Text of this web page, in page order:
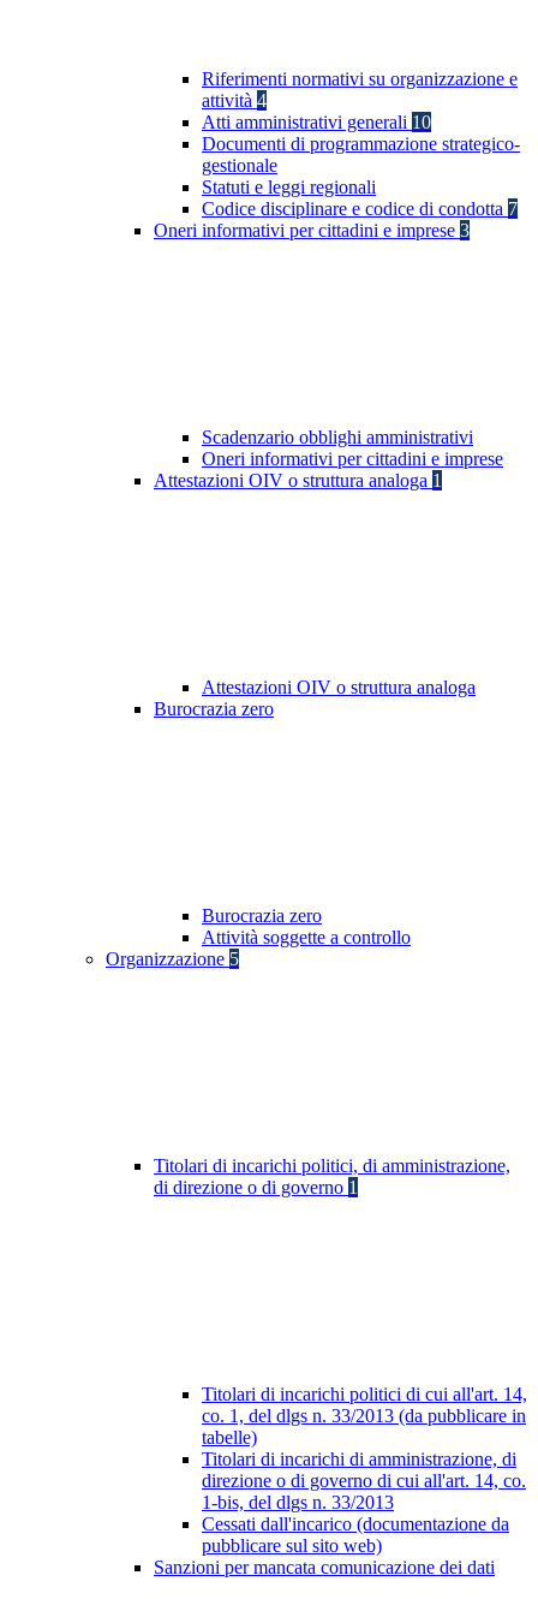
Riferimenti normativi su organizzazione e
attività 4
Atti amministrativi generali 10
Documenti di programmazione strategico-
gestionale
Statuti e leggi regionali
Codice disciplinare e codice di condotta 7
Oneri informativi per cittadini e imprese 3
Scadenzario obblighi amministrativi
Oneri informativi per cittadini e imprese
Attestazioni OIV o struttura analoga 1
Attestazioni OIV o struttura analoga
Burocrazia zero
Burocrazia zero
Attività soggette a controllo
Organizzazione 5
Titolari di incarichi politici, di amministrazione,
di direzione o di governo 1
Titolari di incarichi politici di cui all'art. 14,
co. 1, del dlgs n. 33/2013 (da pubblicare in
tabelle)
Titolari di incarichi di amministrazione, di
direzione o di governo di cui all'art. 14, co.
1-bis, del dlgs n. 33/2013
Cessati dall'incarico (documentazione da
pubblicare sul sito web)
Sanzioni per mancata comunicazione dei dati